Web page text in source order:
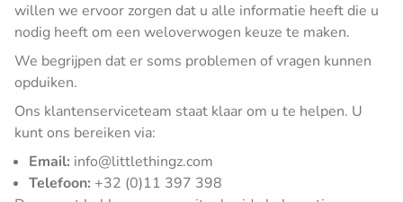
willen we ervoor zorgen dat u alle informatie heeft die u
nodig heeft om een weloverwogen keuze te maken.
We begrijpen dat er soms problemen of vragen kunnen
opduiken.
Ons klantenserviceteam staat klaar om u te helpen. U
kunt ons bereiken via:
Email: info@littlethingz.com
Telefoon: +32 (0)11 397 398